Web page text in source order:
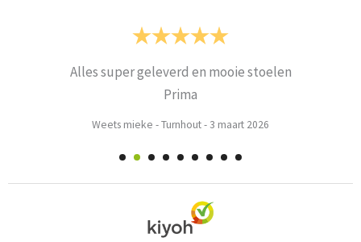
Alles super geleverd en mooie stoelen
Prima
Weets mieke -Turnhout- 3 maart 2026